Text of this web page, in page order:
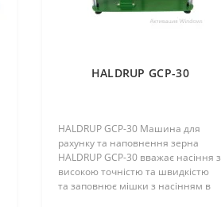
HALDRUP GCP-30
HALDRUP GCP-30 Машина для
рахунку та наповнення зерна
HALDRUP GCP-30 вважає насіння з
високою точністю та швидкістю
та заповнює мішки з насінням в